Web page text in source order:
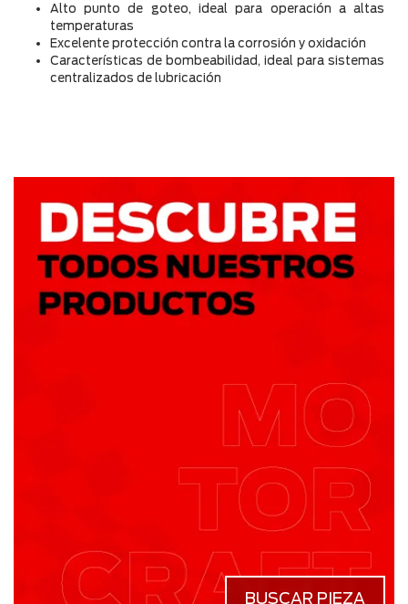
Alto punto de goteo, ideal para operación a altas
temperaturas
Excelente protección contra la corrosión y oxidación
Características de bombeabilidad, ideal para sistemas
centralizados de lubricación
BUSCAR PIEZA